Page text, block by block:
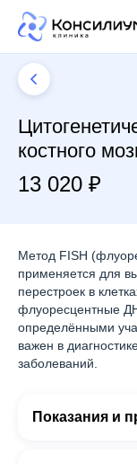
костного
13 020 ₽
Метод FISH
применяется для
перестроек в
флуоресцентные
определёнными
важен в
заболеваний.
Показания и